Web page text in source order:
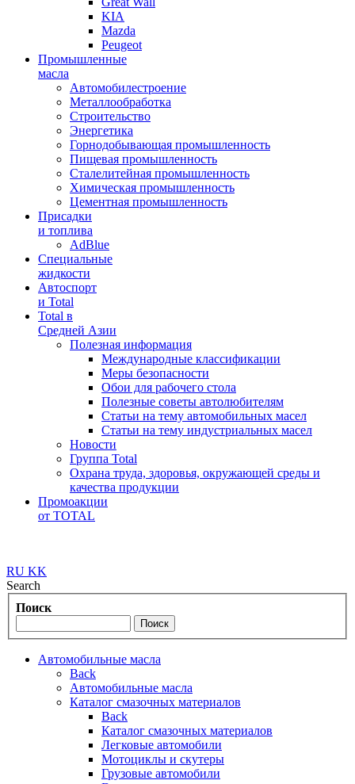
KIA
Mazda
Peugeot
Промышленные
масла
Автомобилестроение
Металлообработка
Строительство
Энергетика
Горнодобывающая промышленность
Пищевая промышленность
Сталелитейная промышленность
Химическая промышленность
Цементная промышленность
Присадки
и топлива
AdBlue
Специальные
жидкости
Автоспорт
и Total
Total в
Средней Азии
Полезная информация
Международные классификации
Меры безопасности
Обои для рабочего стола
Полезные советы автолюбителям
Статьи на тему автомобильных масел
Статьи на тему индустриальных масел
Новости
Группа Total
Охрана труда, здоровья, окружающей среды и
качества продукции
Промоакции
от TOTAL
RU KK
Search
Поиск
Автомобильные масла
Back
Автомобильные масла
Каталог смазочных материалов
Back
Каталог смазочных материалов
Легковые автомобили
Мотоциклы и скутеры
Грузовые автомобили